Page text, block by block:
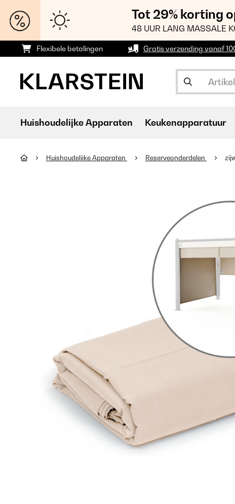
Tot 29% korting
48 UUR LANG MASSALE
Flexibele betalingen Gratis verzending vanaf
Huishoudelijke Apparaten Keukenapparatuur
Huishoudelijke Apparaten Reserveonderdelen